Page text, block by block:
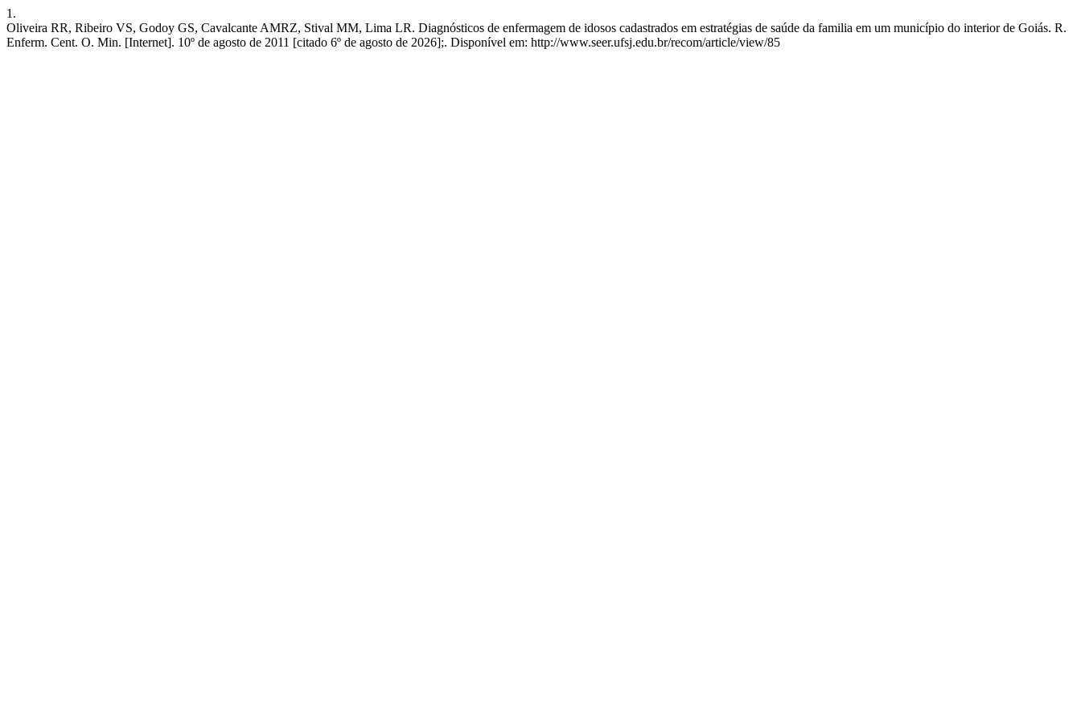
1.
Oliveira RR, Ribeiro VS, Godoy GS, Cavalcante AMRZ, Stival MM, Lima LR. Diagnósticos de enfermagem de idosos cadastrados em estratégias de saúde da familia em um município do interior de Goiás. R.
Enferm. Cent. O. Min. [Internet]. 10º de agosto de 2011 [citado 6º de agosto de 2026];. Disponível em: http://www.seer.ufsj.edu.br/recom/article/view/85